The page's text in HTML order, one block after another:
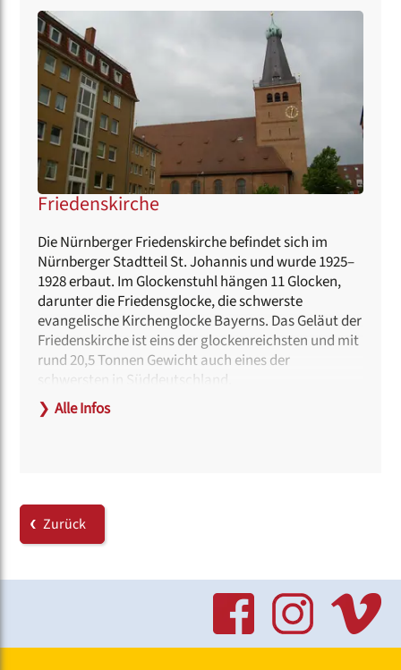
Friedenskirche
Die Nürnberger Friedenskirche befindet sich im
Nürnberger Stadtteil St. Johannis und wurde 1925–
1928 erbaut. Im Glockenstuhl hängen 11 Glocken,
darunter die Friedensglocke, die schwerste
evangelische Kirchenglocke Bayerns. Das Geläut der
Friedenskirche ist eins der glockenreichsten und mit
rund 20,5 Tonnen Gewicht auch eines der
schwersten in Süddeutschland.
Unweit der Kirche befindet sich der Friedhof St.
Hinweise zur Barrierefreiheit:
Am Eingang kann eine Rampe bereitgestellt werden.
Dafür wird eine Anmeldung beim Projektbüro
chorverband.de
Behindertengerechte Toiletten befinden sich im
❯ Alle Infos
Zurück